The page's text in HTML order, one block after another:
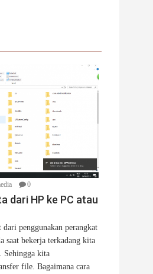
0
dari HP ke PC atau
penggunakan perangkat
saat bekerja terkadang kita
Sehingga kita
file. Bagaimana cara